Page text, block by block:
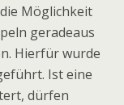
Möglichkeit
geradeaus
Hierfür wurde
Ist eine
dürfen